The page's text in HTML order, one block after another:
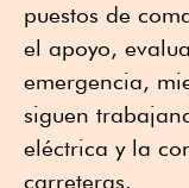
puestos de
el apoyo,
emergencia,
siguen
eléctrica y la
carreteras.